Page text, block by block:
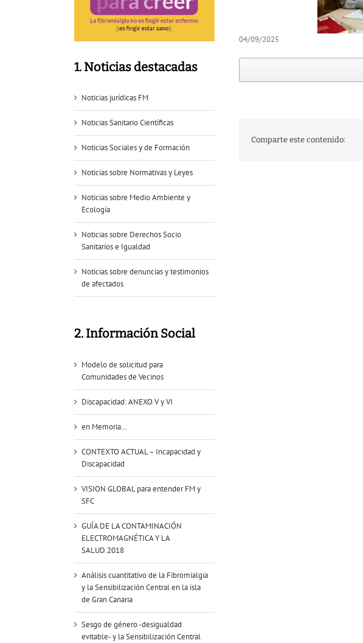
04/09/2025
Comparte este contenido:
1. Noticias destacadas
Noticias jurídicas FM
Noticias Sanitario Científicas
Noticias Sociales y de Formación
Noticias sobre Normativas y Leyes
Noticias sobre Medio Ambiente y
Ecología
Noticias sobre Derechos Socio
Sanitarios e Igualdad
Noticias sobre denuncias y testimonios
de afectados
2. Información Social
Modelo de solicitud para
Comunidades de Vecinos
Discapacidad: ANEXO V y VI
en Memoria…
CONTEXTO ACTUAL – Incapacidad y
Discapacidad
VISION GLOBAL para entender FM y
SFC
GUÍA DE LA CONTAMINACIÓN
ELECTROMAGNÉTICA Y LA
SALUD.2018
Análisis cuantitativo de la Fibromialgia
y la Sensibilización Central en la isla
de Gran Canaria
Sesgo de género -desigualdad
evitable- y la Sensibilización Central